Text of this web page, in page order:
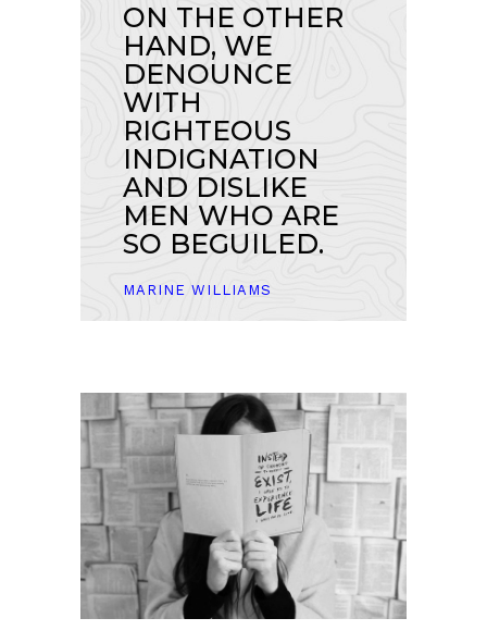
ON THE OTHER
HAND, WE
DENOUNCE
WITH
RIGHTEOUS
INDIGNATION
AND DISLIKE
MEN WHO ARE
SO BEGUILED.
MARINE WILLIAMS